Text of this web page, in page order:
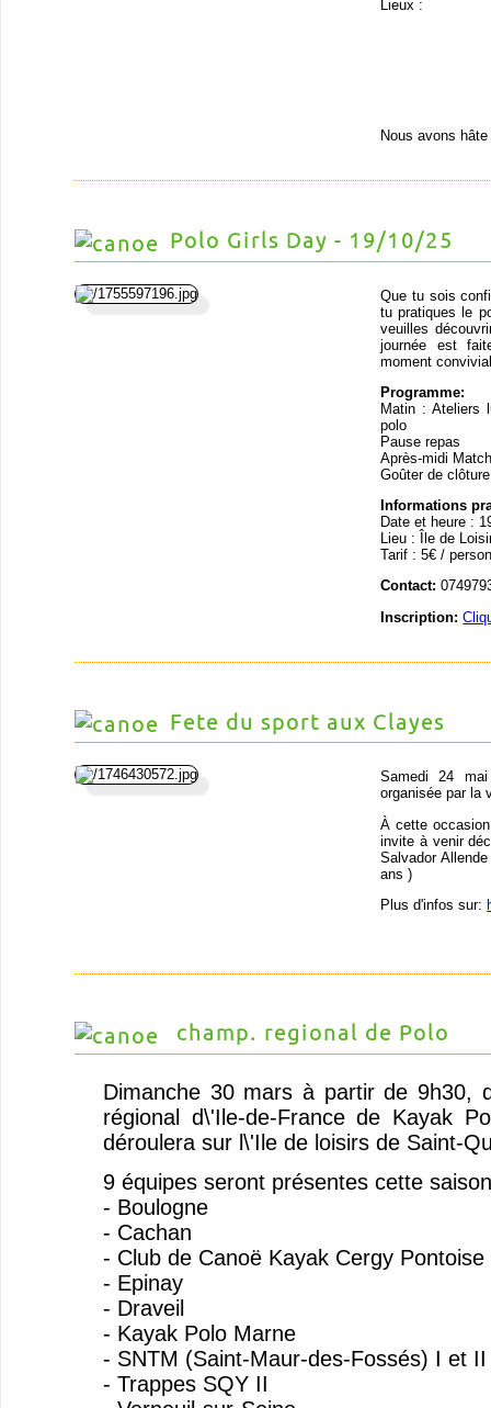
Lieux :
Nous avons
Polo Girls Day - 19/10/25
Que tu sois
tu pratiques le
veuilles
journée est
moment
Programme:
Matin : Ateliers
polo
Pause repas
Après-midi
Goûter de clôture
Informations
Date et heure :
Lieu : Île de
Tarif : 5€ /
Contact:
Inscription:
Fete du sport aux Clayes
Samedi 24
organisée par la
À cette
invite à venir
Salvador
ans )
Plus d'infos sur:
champ. regional de Polo
Dimanche 30 mars à partir de 9h30,
régional d\'Ile-de-France de Kayak
déroulera sur l\'Ile de loisirs de Saint-
9 équipes seront présentes cette
- Boulogne
- Cachan
- Club de Canoë Kayak Cergy Pontoise
- Epinay
- Draveil
- Kayak Polo Marne
- SNTM (Saint-Maur-des-Fossés) I et II
- Trappes SQY II